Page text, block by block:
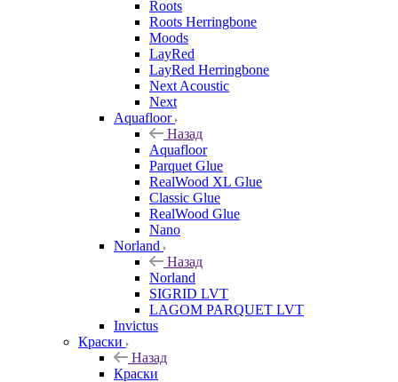
Roots
Roots Herringbone
Moods
LayRed
LayRed Herringbone
Next Acoustic
Next
Aquafloor
Назад
Aquafloor
Parquet Glue
RealWood XL Glue
Classic Glue
RealWood Glue
Nano
Norland
Назад
Norland
SIGRID LVT
LAGOM PARQUET LVT
Invictus
Краски
Назад
Краски